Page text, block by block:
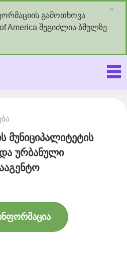
გამოთხოვა
America შეგიძლია ბმულზე
×
მუნიციპალიტეტის
ურბანული